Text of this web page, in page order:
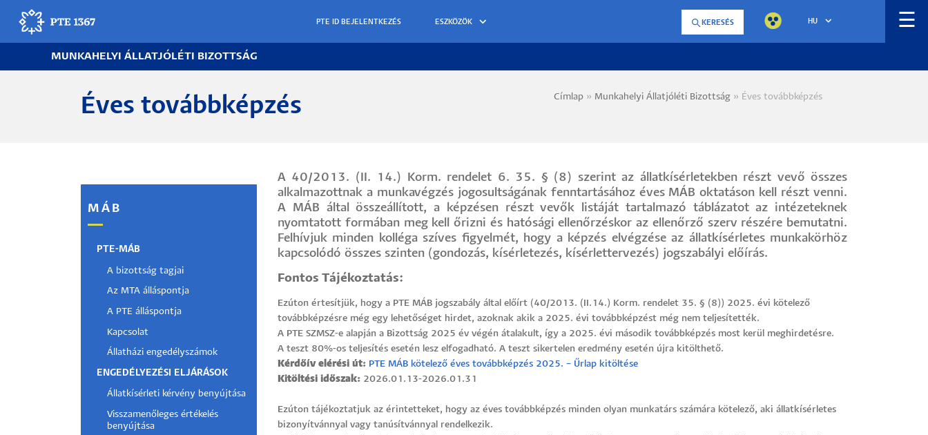
tartalomra
ESZKÖZÖK KERESÉS HU ☰
Oktatás
Gyógyítás
Egyetemi élet
Munkatársak
Felvételizők
MUNKAHELYI ÁLLATJÓLÉTI BIZOTTSÁG
Éves továbbképzés Morzsa
Címlap Munkahelyi Állatjóléti Bizottság Éves továbbképzés
MÁB
PTE-MÁB
A bizottság tagjai
Az MTA álláspontja
A PTE álláspontja
Kapcsolat
Állatházi engedélyszámok
ENGEDÉLYEZÉSI ELJÁRÁSOK
Állatkísérleti kérvény benyújtása
Visszamenőleges értékelés
benyújtása
A 40/2013. (II. 14.) Korm. rendelet 6. 35. § (8) szerint az állatkísérletekben részt vevő összes
alkalmazottnak a munkavégzés jogosultságának fenntartásához éves MÁB oktatáson kell részt venni.
A MÁB által összeállított, a képzésen részt vevők listáját tartalmazó táblázatot az intézeteknek
nyomtatott formában meg kell őrizni és hatósági ellenőrzéskor az ellenőrző szerv részére bemutatni.
Felhívjuk minden kolléga szíves figyelmét, hogy a képzés elvégzése az állatkísérletes munkakörhöz
kapcsolódó összes szinten (gondozás, kísérletezés, kísérlettervezés) jogszabályi előírás.
Fontos Tájékoztatás:
Ezúton értesítjük, hogy a PTE MÁB jogszabály által előírt (40/2013. (II.14.) Korm. rendelet 35. § (8)) 2025. évi kötelező
továbbképzésre még egy lehetőséget hirdet, azoknak akik a 2025. évi továbbképzést még nem teljesítették.
A PTE SZMSZ-e alapján a Bizottság 2025 év végén átalakult, így a 2025. évi második továbbképzés most kerül meghirdetésre.
A teszt 80%-os teljesítés esetén lesz elfogadható. A teszt sikertelen eredmény esetén újra kitölthető.
Kérdőív elérési út: PTE MÁB kötelező éves továbbképzés 2025. – Űrlap kitöltése
Kitöltési időszak: 2026.01.13-2026.01.31
Ezúton tájékoztatjuk az érintetteket, hogy az éves továbbképzés minden olyan munkatárs számára kötelező, aki állatkísérletes
bizonyítvánnyal vagy tanúsítvánnyal rendelkezik.